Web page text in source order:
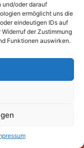
und/oder darauf
ermöglicht uns die
eindeutigen IDs auf
der Zustimmung
Funktionen auswirken.